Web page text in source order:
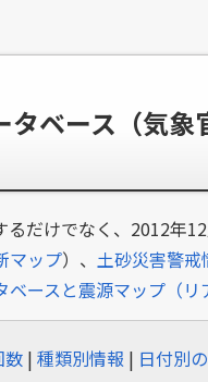
ベース（気象
るだけでなく、2012年
マップ）、 土砂災害警戒
ベースと震源マップ（リ
数 | 種類別情報 | 日付別